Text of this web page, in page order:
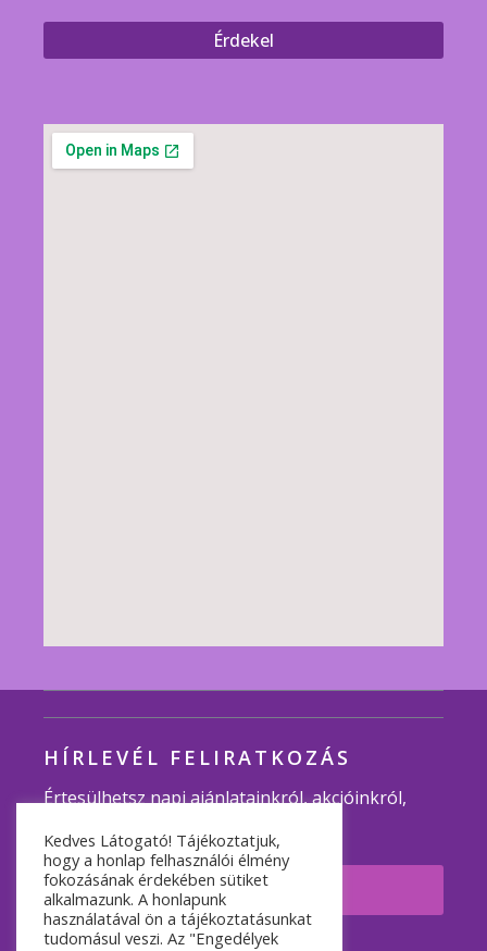
Érdekel
HÍRLEVÉL FELIRATKOZÁS
Értesülhetsz napi ajánlatainkról, akcióinkról,
Feliratkozom
Kedves Látogató! Tájékoztatjuk,
hogy a honlap felhasználói élmény
fokozásának érdekében sütiket
alkalmazunk. A honlapunk
használatával ön a tájékoztatásunkat
tudomásul veszi. Az "Engedélyek